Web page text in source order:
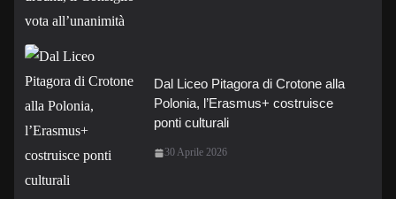
Dal Liceo Pitagora di Crotone alla
Polonia, l’Erasmus+ costruisce
ponti culturali
30 Aprile 2026